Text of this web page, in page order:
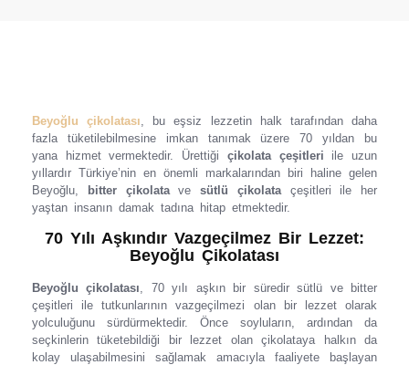
Beyoğlu çikolatası, bu eşsiz lezzetin halk tarafından daha
fazla tüketilebilmesine imkan tanımak üzere 70 yıldan bu
yana hizmet vermektedir. Ürettiği çikolata çeşitleri ile uzun
yıllardır Türkiye’nin en önemli markalarından biri haline gelen
Beyoğlu,
bitter çikolatave sütlü çikolataçeşitleri ile her
yaştan insanın damak tadına hitap etmektedir.
70 Yılı Aşkındır Vazgeçilmez Bir Lezzet:
Beyoğlu Çikolatası
Beyoğlu çikolatası, 70 yılı aşkın bir süredir sütlü ve bitter
çeşitleri ile tutkunlarının vazgeçilmezi olan bir lezzet olarak
yolculuğunu sürdürmektedir. Önce soyluların, ardından da
seçkinlerin tüketebildiği bir lezzet olan çikolataya halkın da
kolay ulaşabilmesini sağlamak amacıyla faaliyete başlayan